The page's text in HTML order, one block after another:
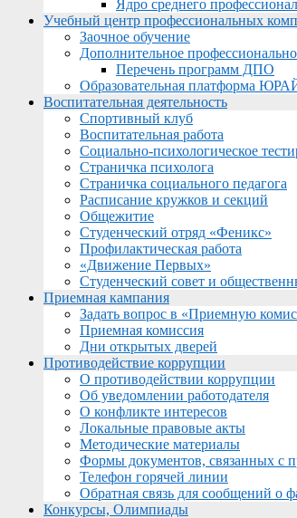
Ядро среднего
Учебный центр профессиональных
Заочное обучение
Дополнительное
Перечень программ ДПО
Образовательная платформа
Воспитательная деятельность
Спортивный клуб
Воспитательная работа
Социально-психологическое
Страничка психолога
Страничка социального педагога
Расписание кружков и секций
Общежитие
Студенческий отряд «Феникс»
Профилактическая работа
«Движение Первых»
Студенческий совет и
Приемная кампания
Задать вопрос в «Приемную
Приемная комиссия
Дни открытых дверей
Противодействие коррупции
О противодействии коррупции
Об уведомлении работодателя
О конфликте интересов
Локальные правовые акты
Методические материалы
Формы документов, связанных с
Телефон горячей линии
Обратная связь для сообщений о
Конкурсы, Олимпиады